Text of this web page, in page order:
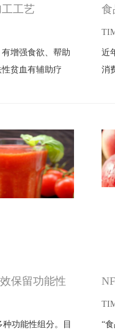
工艺
增强食欲、帮助
贫血有辅助疗
食
近
消
保留功能性
功能性组分。目
热
“